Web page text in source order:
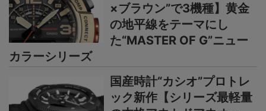
×ブラウン”で3機種】黄金
の地平線をテーマにし
た“MASTER OF G”ニュー
カラーシリーズ
国産時計“カシオ”プロトレ
ック新作【シリーズ最軽量